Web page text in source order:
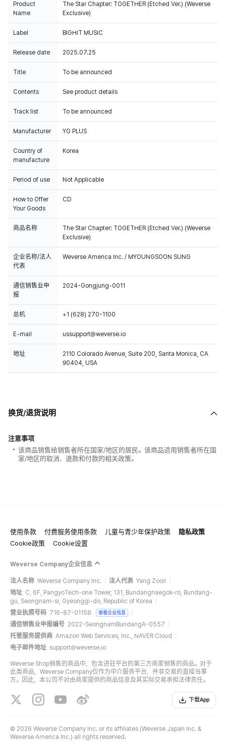
Product
Name
The Star Chapter: TOGETHER (Etched Ver.) (Weverse
Exclusive)
Label BIGHIT MUSIC
Release date 2025.07.25
Title To be announced
Contents See product details
Track list To be announced
Manufacturer YG PLUS
Country of
manufacture
Korea
Period of use Not Applicable
How to Offer
Your Goods
CD
商品名称
The Star Chapter: TOGETHER (Etched Ver.) (Weverse
Exclusive)
企业名称/法人
代表
Weverse America Inc. / MYOUNGSOON SUNG
通信销售业申
报
2024-Gongjung-0011
总机 +1 (628) 270-1100
E-mail ussupport@weverse.io
地址
2110 Colorado Avenue, Suite 200, Santa Monica, CA
90404, USA
换货/退货说明
注意事项
该商品销售给销售者所在国家/地区的居民。该商品适用销售者所在国
家/地区的取消、退款和付款的相关政策。
使用条款 付费服务使用条款 儿童与青少年保护政策
隐私政策
Cookie政策
Cookie设置
Weverse Company企业信息
法人名称 Weverse Company Inc. 法人代表 Yang Zooil
地址 C, 6F, PangyoTech-one Tower, 131, Bundangnaegok-ro, Bundang-
gu, Seongnam-si, Gyeonggi-do, Republic of Korea
营业执照号码 716-87-01158 查看企业信息
通信销售业申报编号 2022-SeongnamBundangA-0557
托管服务提供商 Amazon Web Services, Inc., NAVER Cloud
电子邮件地址 support@weverse.io
Weverse Shop销售的商品中，包含进驻平台的第三方商家销售的商品。对于
此类商品，Weverse Company仅作为中介服务平台，并非交易的直接当事
方。因此，本公司不对由商家提供的商品信息及其实际交易承担法律责任。
下载App
© 2026 Weverse Company Inc. or its affiliates (Weverse Japan Inc. &
Weverse America Inc.) all rights reserved.